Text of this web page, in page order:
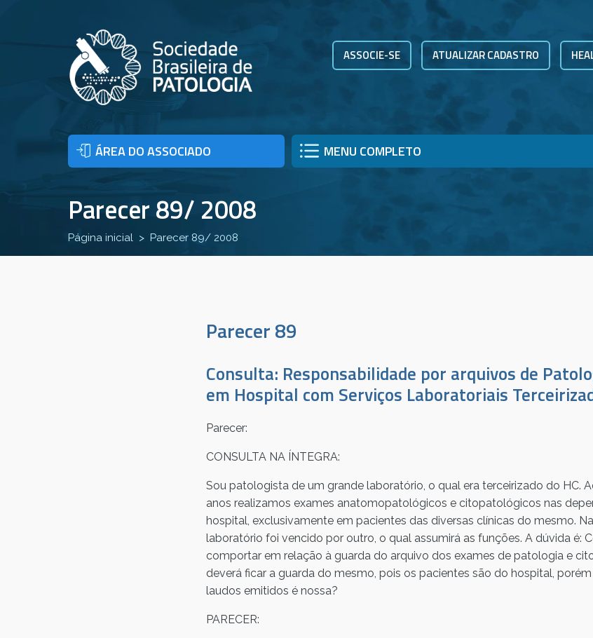
ASSOCIE-SE ATUALIZAR CADASTRO
ÁREA DO ASSOCIADO MENU COMPLETO
Parecer 89/ 2008
Página inicial Parecer 89/ 2008
Parecer 89
Consulta: Responsabilidade por arquivos de
em Hospital com Serviços Laboratoriais
Parecer:
CONSULTA NA ÍNTEGRA:
Sou patologista de um grande laboratório, o qual era terceirizado do HC.
anos realizamos exames anatomopatológicos e citopatológicos nas
hospital, exclusivamente em pacientes das diversas clínicas do mesmo.
laboratório foi vencido por outro, o qual assumirá as funções. A dúvida é:
comportar em relação à guarda do arquivo dos exames de patologia e
deverá ficar a guarda do mesmo, pois os pacientes são do hospital,
laudos emitidos é nossa?
PARECER: